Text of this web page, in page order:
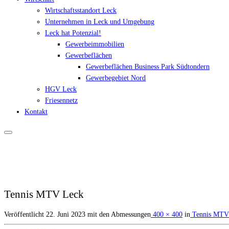
Wirtschaftsstandort Leck
Unternehmen in Leck und Umgebung
Leck hat Potenzial!
Gewerbeimmobilien
Gewerbeflächen
Gewerbeflächen Business Park Südtondern
Gewerbegebiet Nord
HGV Leck
Friesennetz
Kontakt
Tennis MTV Leck
Veröffentlicht 22. Juni 2023 mit den Abmessungen 400 × 400 in Tennis